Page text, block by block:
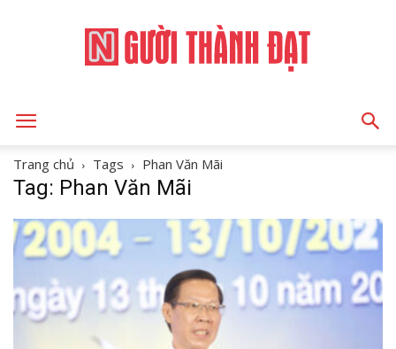
THÀNH
ĐẠT
Trang chủ Tags Phan Văn Mãi
Tag: Phan Văn Mãi